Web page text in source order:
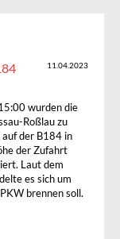
11.04.2023
wurden die
Roßlau zu
der B184 in
der Zufahrt
Laut dem
es sich um
brennen soll.